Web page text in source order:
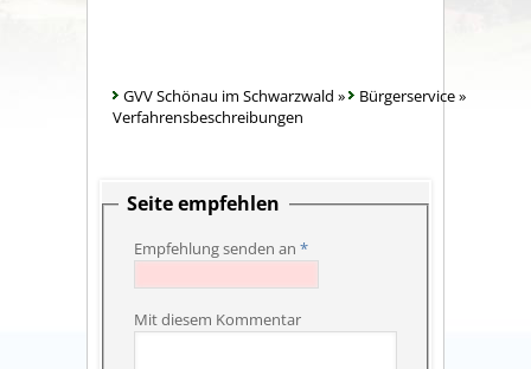
GVV Schönau im Schwarzwald » Bürgerservice»
Verfahrensbeschreibungen
Seite empfehlen
Empfehlung senden an *
Mit diesem Kommentar